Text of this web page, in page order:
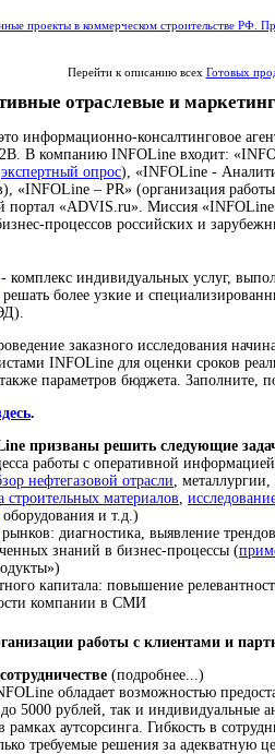
проекты в коммерческом строительстве РФ.
Перейти к описанию всех Готовых
отраслевые и
информационно-консалтинговое
В компанию INFOLine входит:
экспертный опрос), «INFOLine -
«INFOLine – PR» (организация
«ADVIS.ru». Миссия
процессов российских и
- комплекс индивидуальных услуг,
более узкие и
заказного исследования
INFOLine для оценки сроков
параметров бюджета. Заполните,
.
призваны решить следующие
работы с оперативной
нефтегазовой отрасли ,
строительных материалов
оборудования и т.д.)
диагностика, выявление
знаний в бизнес-процессы (
капитала: повышение
компании в СМИ
работы с клиентами и
(подробнее...)
обладает возможностью
5000 рублей, так и индивидуальные
аутсорсинга. Гибкость в
требуемые решения за адекватную